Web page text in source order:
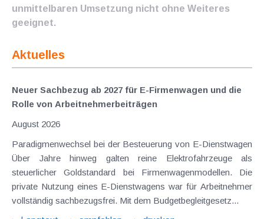
unmittelbaren Umsetzung nicht ohne Weiteres
geeignet.
Aktuelles
Neuer Sachbezug ab 2027 für E-Firmenwagen und die
Rolle von Arbeitnehmer​­beiträgen
August 2026
Paradigmenwechsel bei der Besteuerung von E-Dienstwagen
Über Jahre hinweg galten reine Elektrofahrzeuge als
steuerlicher Goldstandard bei Firmenwagenmodellen. Die
private Nutzung eines E-Dienstwagens war für Arbeitnehmer
vollständig sachbezugsfrei. Mit dem Budgetbegleitgesetz...